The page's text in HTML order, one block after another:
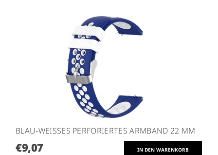
BLAU-WEISSES PERFORIERTES ARMBAND 22 MM
€9,07